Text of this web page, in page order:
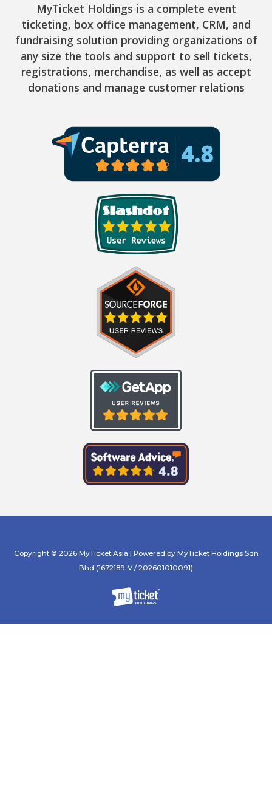
MyTicket Holdings is a complete event
ticketing, box office management, CRM, and
fundraising solution providing organizations of
any size the tools and support to sell tickets,
registrations, merchandise, as well as accept
donations and manage customer relations
Copyright © 2026 MyTicket.Asia | Powered by MyTicket Holdings Sdn
Bhd (1672189-V / 202601010091)